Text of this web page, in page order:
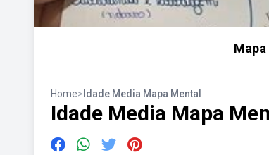
Mapa
Home> Idade Media Mapa Mental
Idade Media Mapa